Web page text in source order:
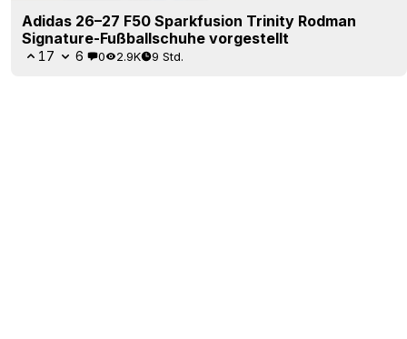
Adidas 26–27 F50 Sparkfusion Trinity Rodman
Signature-Fußballschuhe vorgestellt
17 6 0 2.9K 9 Std.